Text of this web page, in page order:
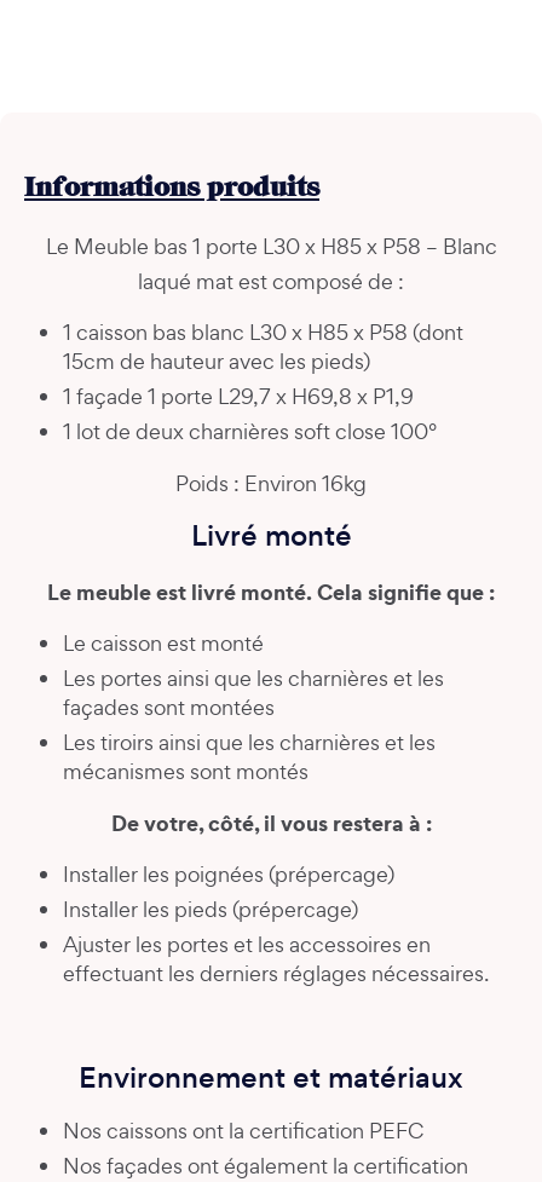
Informationsproduits
Le Meuble bas 1 porte L30 x H85 x P58 – Blanc
laqué mat est composé de :
1 caisson bas blanc L30 x H85 x P58 (dont
15cm de hauteur avec les pieds)
1 façade 1 porte L29,7 x H69,8 x P1,9
1 lot de deux charnières soft close 100°
Poids : Environ 16kg
Livré monté
Le meuble est livré monté. Cela signifie que :
Le caisson est monté
Les portes ainsi que les charnières et les
façades sont montées
Les tiroirs ainsi que les charnières et les
mécanismes sont montés
De votre, côté, il vous restera à :
Installer les poignées (prépercage)
Installer les pieds (prépercage)
Ajuster les portes et les accessoires en
effectuant les derniers réglages nécessaires.
Environnement et matériaux
Nos caissons ont la certification PEFC
Nos façades ont également la certification